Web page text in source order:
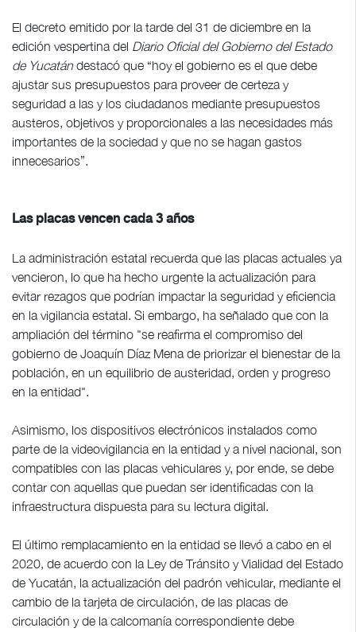
El decreto emitido por la tarde del 31 de diciembre en la
edición vespertina del Diario Oficial del Gobierno del Estado
de Yucatándestacó que “hoy el gobierno es el que debe
ajustar sus presupuestos para proveer de certeza y
seguridad a las y los ciudadanos mediante presupuestos
austeros, objetivos y proporcionales a las necesidades más
importantes de la sociedad y que no se hagan gastos
innecesarios”.
Las placas vencen cada 3 años
La administración estatal recuerda que las placas actuales ya
vencieron, lo que ha hecho urgente la actualización para
evitar rezagos que podrían impactar la seguridad y eficiencia
en la vigilancia estatal. Si embargo, ha señalado que con la
ampliación del término "se reafirma el compromiso del
gobierno de Joaquín Díaz Mena de priorizar el bienestar de la
población, en un equilibrio de austeridad, orden y progreso
en la entidad".
Asimismo, los dispositivos electrónicos instalados como
parte de la videovigilancia en la entidad y a nivel nacional, son
compatibles con las placas vehiculares y, por ende, se debe
contar con aquellas que puedan ser identificadas con la
infraestructura dispuesta para su lectura digital.
El último remplacamiento en la entidad se llevó a cabo en el
2020, de acuerdo con la Ley de Tránsito y Vialidad del Estado
de Yucatán, la actualización del padrón vehicular, mediante el
cambio de la tarjeta de circulación, de las placas de
circulación y de la calcomanía correspondiente debe